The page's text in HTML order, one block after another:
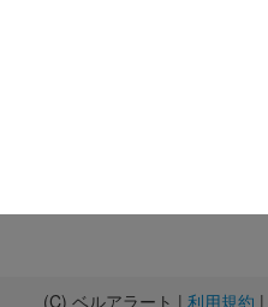
(C) ベルアラート | 利用規約 |